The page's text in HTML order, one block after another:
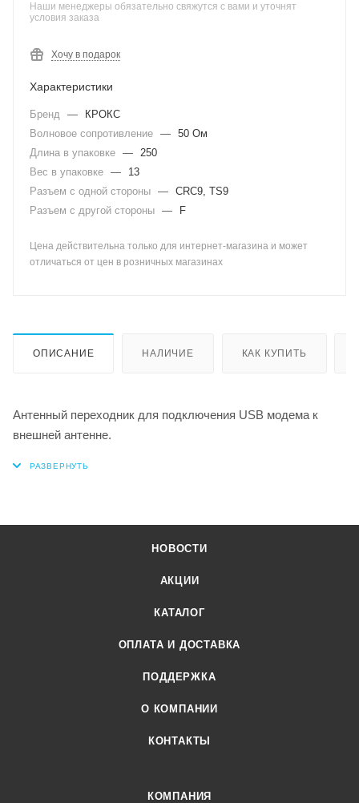
Наши менеджеры обязательно свяжутся с вами и уточнят
условия заказа
Хочу в подарок
Характеристики
Бренд —
КРОКС
Волновое сопротивление — 50 Ом
Длина в упаковке — 250
Вес в упаковке —
13
Разъем с одной стороны — CRC9, TS9
Разъем с другой стороны — F
Цена действительна только для интернет-магазина и может
отличаться от цен в розничных магазинах
ОПИСАНИЕ НАЛИЧИЕ КАК КУПИТЬ
Антенный переходник для подключения USB модема к
внешней антенне.
НОВОСТИ
АКЦИИ
КАТАЛОГ
ОПЛАТА И ДОСТАВКА
ПОДДЕРЖКА
О КОМПАНИИ
КОНТАКТЫ
КОМПАНИЯ